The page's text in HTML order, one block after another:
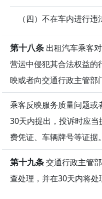
（四）不在车内进行违
第十八条 出租汽车乘客
营运中侵犯其合法权益的
映或者向交通行政主管部
乘客反映服务质量问题或
30天内提出，投诉时应
费凭证、车辆牌号等证据。
第十九条交通行政主管
查处理，并在30天内将处